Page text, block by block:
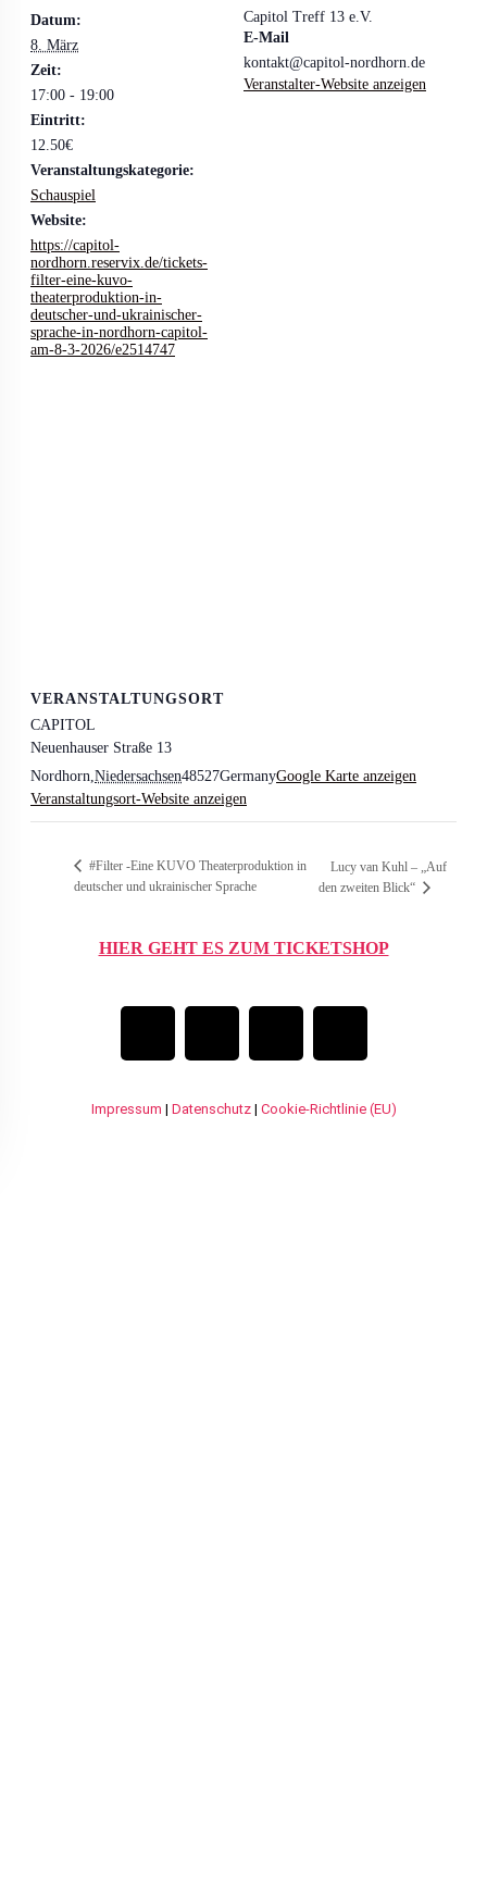
Datum:
8. März
Zeit:
17:00 - 19:00
Eintritt:
12.50€
Veranstaltungskategorie:
Schauspiel
Website:
https://capitol-
nordhorn.reservix.de/tickets-
filter-eine-kuvo-
theaterproduktion-in-
deutscher-und-ukrainischer-
sprache-in-nordhorn-capitol-
am-8-3-2026/e2514747
Capitol Treff 13 e.V.
E-Mail
kontakt@capitol-nordhorn.de
Veranstalter-Website anzeigen
VERANSTALTUNGSORT
CAPITOL
Neuenhauser Straße 13
Nordhorn,Niedersachsen48527GermanyGoogle Karte anzeigen
Veranstaltungsort-Website anzeigen
#Filter -Eine KUVO Theaterproduktion in
deutscher und ukrainischer Sprache
Lucy van Kuhl – „Auf
den zweiten Blick“
HIER GEHT ES ZUM TICKETSHOP
Impressum | Datenschutz| Cookie-Richtlinie (EU)